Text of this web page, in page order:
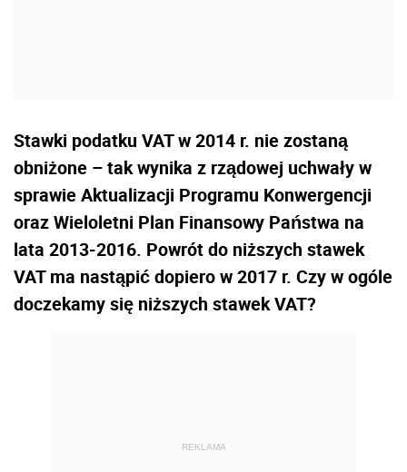
Stawki podatku VAT w 2014 r. nie zostaną
obniżone – tak wynika z rządowej uchwały w
sprawie Aktualizacji Programu Konwergencji
oraz Wieloletni Plan Finansowy Państwa na
lata 2013-2016. Powrót do niższych stawek
VAT ma nastąpić dopiero w 2017 r. Czy w ogóle
doczekamy się niższych stawek VAT?
REKLAMA